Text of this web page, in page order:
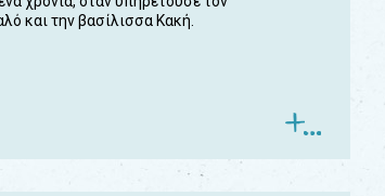
και την βασίλισσα Κακή.